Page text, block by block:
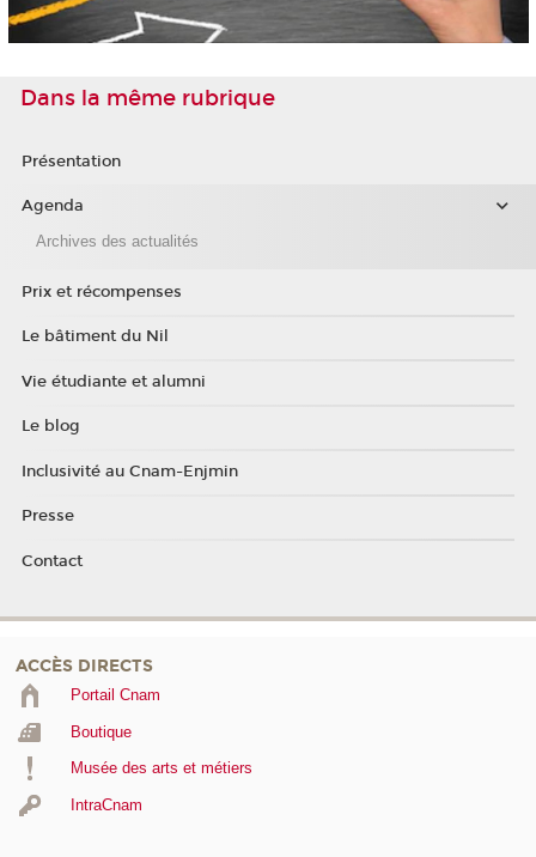
Dans la même rubrique
Présentation
Agenda
Archives des actualités
Prix et récompenses
Le bâtiment du Nil
Vie étudiante et alumni
Le blog
Inclusivité au Cnam-Enjmin
Presse
Contact
ACCÈS DIRECTS
Portail Cnam
Boutique
Musée des arts et métiers
IntraCnam